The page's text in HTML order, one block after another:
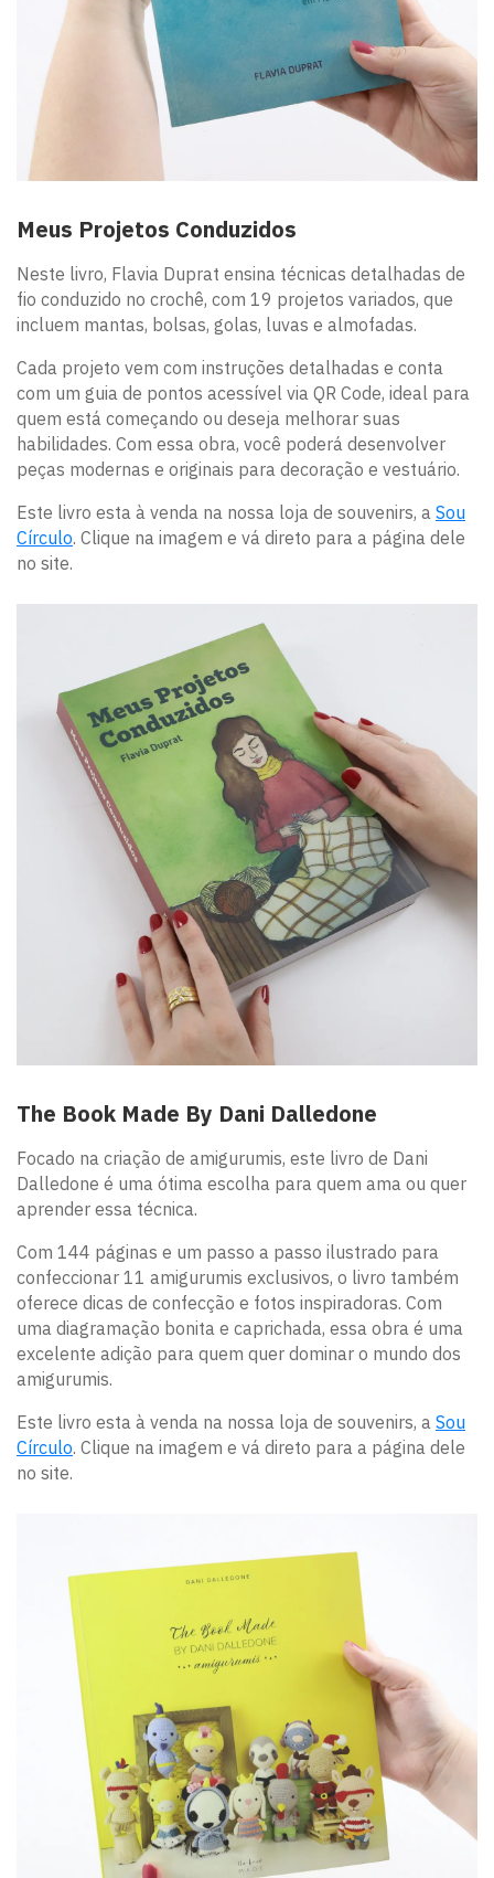
Meus Projetos Conduzidos
Neste livro, Flavia Duprat ensina técnicas detalhadas de
fio conduzido no crochê, com 19 projetos variados, que
incluem mantas, bolsas, golas, luvas e almofadas.
Cada projeto vem com instruções detalhadas e conta
com um guia de pontos acessível via QR Code, ideal para
quem está começando ou deseja melhorar suas
habilidades. Com essa obra, você poderá desenvolver
peças modernas e originais para decoração e vestuário.
Este livro esta à venda na nossa loja de souvenirs, a Sou
Círculo. Clique na imagem e vá direto para a página dele
no site.
The Book Made By Dani Dalledone
Focado na criação de amigurumis, este livro de Dani
Dalledone é uma ótima escolha para quem ama ou quer
aprender essa técnica.
Com 144 páginas e um passo a passo ilustrado para
confeccionar 11 amigurumis exclusivos, o livro também
oferece dicas de confecção e fotos inspiradoras. Com
uma diagramação bonita e caprichada, essa obra é uma
excelente adição para quem quer dominar o mundo dos
amigurumis.
Este livro esta à venda na nossa loja de souvenirs, a Sou
Círculo. Clique na imagem e vá direto para a página dele
no site.